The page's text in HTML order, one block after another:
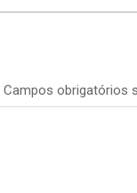
Campos obrigatórios